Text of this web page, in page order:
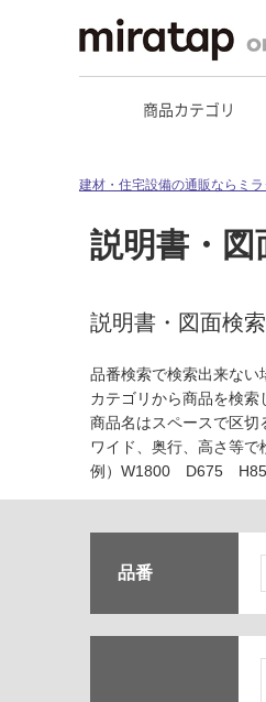
商品カテゴリ
建材・住宅設備の通販ならミ
説明書・図
説明書・図面検
品番検索で検索出来ない
カテゴリから商品を検索
商品名はスペースで区切
ワイド、奥行、高さ等で
例）W1800 D675
品番